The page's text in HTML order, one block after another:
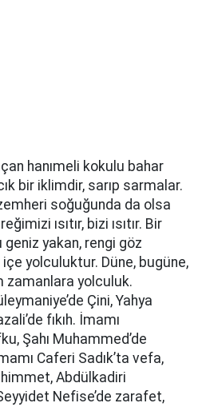
hanımeli kokulu bahar
bir iklimdir, sarıp sarmalar.
soğuğunda da olsa
ısıtır, bizi ısıtır. Bir
yakan, rengi göz
yolculuktur. Düne, bugüne,
zamanlara yolculuk.
Çini, Yahya
fıkıh. İmamı
Şahı Muhammed’de
Caferi Sadık’ta vefa,
Abdülkadiri
Nefise’de zarafet,